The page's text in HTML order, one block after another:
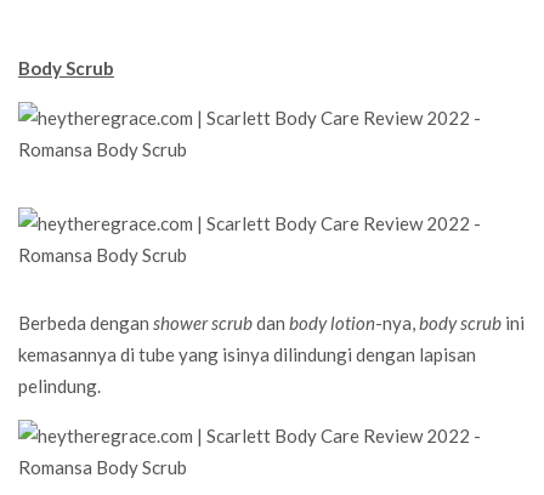
Body Scrub
Berbeda dengan shower scrubdan body lotion-nya,body scrub ini
kemasannya di tube yang isinya dilindungi dengan lapisan
pelindung.